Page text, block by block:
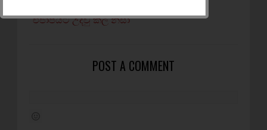
එජාපයට උදවු කල නිසා
POST A COMMENT